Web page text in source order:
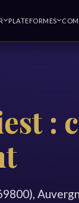
PLATEFORMES
: